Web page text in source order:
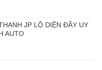
JP LỘ DIỆN ĐẦY UY
AUTO